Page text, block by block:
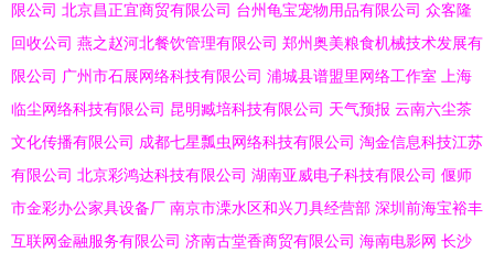
限公司 北京昌正宜商贸有限公司 台州龟宝宠物用品有限公司 众客隆
回收公司 燕之赵河北餐饮管理有限公司 郑州奥美粮食机械技术发展有
限公司 广州市石展网络科技有限公司 浦城县谱盟里网络工作室
上海
临尘网络科技有限公司 昆明臧培科技有限公司 天气预报 云南六尘茶
文化传播有限公司 成都七星瓢虫网络科技有限公司 淘金信息科技江苏
有限公司 北京彩鸿达科技有限公司 湖南亚威电子科技有限公司 偃师
市金彩办公家具设备厂 南京市溧水区和兴刀具经营部 深圳前海宝裕丰
互联网金融服务有限公司 济南古堂香商贸有限公司 海南电影网 长沙